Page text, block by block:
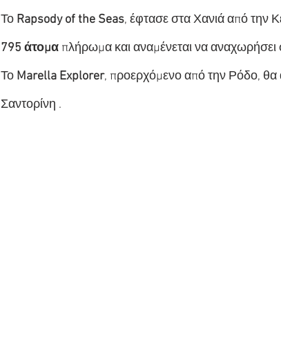
Το Rapsody of the Seas, έφτασε στα Χανιά από την
795 άτομα πλήρωμα και αναμένεται να αναχωρήσει
Το Marella Explorer, προερχόμενο από την Ρόδο, θα
Σαντορίνη .